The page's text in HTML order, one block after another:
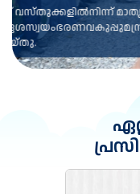
ഗ്രീൻ ഇലക്ഷൻ
ഐ.എ.എസ്.